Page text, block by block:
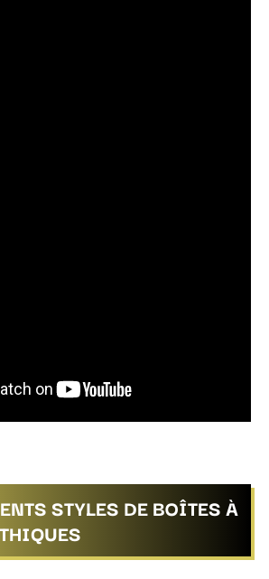
STYLES DE BOÎTES À